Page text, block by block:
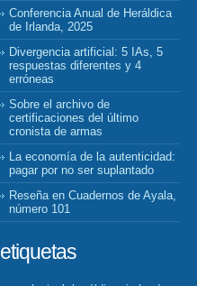
Conferencia Anual de Heráldica
de Irlanda, 2025
Divergencia artificial: 5 IAs, 5
respuestas diferentes y 4
erróneas
Sobre el archivo de
certificaciones del último
cronista de armas
La economía de la autenticidad:
pagar por no ser suplantado
Reseña en Cuadernos de Ayala,
número 101
etiquetas